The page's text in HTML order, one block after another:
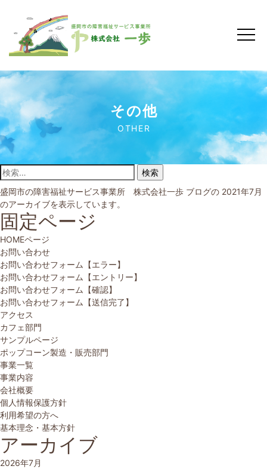
その他
OTHER
検索:
盛岡市の障害福祉サービス事業所 株式会社一歩 ブログの 2021年7月
のアーカイブを表示しています。
固定ページ
HOMEページ
お問い合わせ
お問い合わせフォーム【エラー】
お問い合わせフォーム【エントリー】
お問い合わせフォーム【確認】
お問い合わせフォーム【送信完了】
アクセス
カフェ部門
サンプルページ
ポップコーン製造・販売部門
事業一覧
事業内容
会社概要
個人情報保護方針
利用希望の方へ
基本理念・基本方針
アーカイブ
2026年7月